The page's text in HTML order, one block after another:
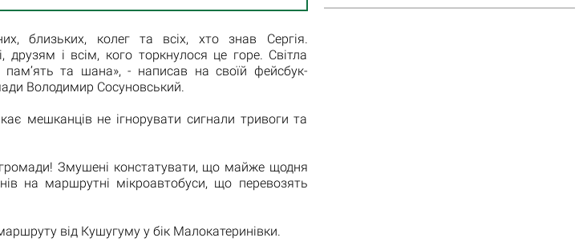
близьких, колег та всіх, хто знав Сергія.
друзям і всім, кого торкнулося це горе. Світла
пам’ять та шана», - написав на своїй фейсбук-
Володимир Сосуновський.
мешканців не ігнорувати сигнали тривоги та
Змушені констатувати, що майже щодня
на маршрутні мікроавтобуси, що перевозять
від Кушугуму у бік Малокатеринівки.